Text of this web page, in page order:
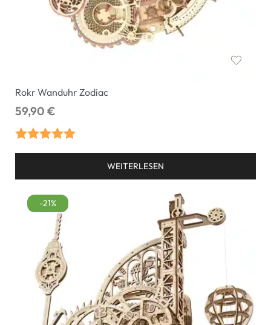
Rokr Wanduhr Zodiac
59,90 €
Bewertet mit
WEITERLESEN
-21%